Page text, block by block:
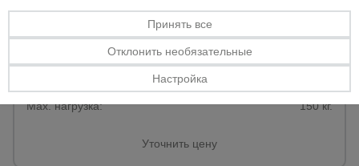
16 отзывов
Стремянка Alumet M 8305
Кол-во ступеней:
5.
Max. нагрузка:
150 кг.
Уточнить цену
комплекты
Сварочные
аппараты
пушки
Принять все
Отклонить необязательные
Настройка